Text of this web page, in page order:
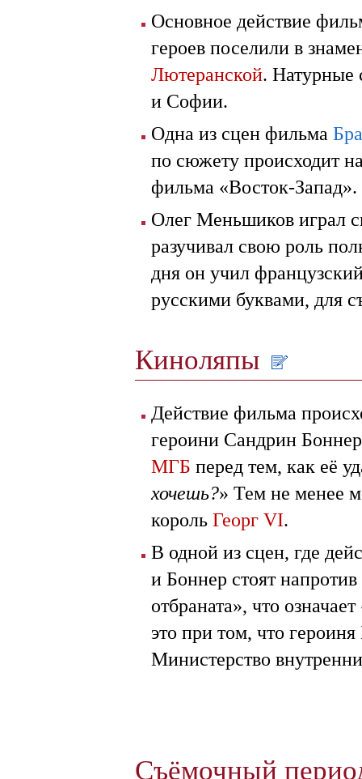
Основное действие
героев поселили в
Лютеранской. Натурные
и Софии.
Одна из сцен фильма
по сюжету происходит
фильма «Восток-Запад».
Олег Меньшиков играл
разучивал свою роль
дня он учил
русскими буквами, для
Киноляпы
Действие фильма
героини Сандрин
МГБ перед тем, как её
хочешь?» Тем не менее
король Георг VI.
В одной из сцен, где
и Боннер стоят
отбраната», что
это при том, что
Министерство
Съёмочный